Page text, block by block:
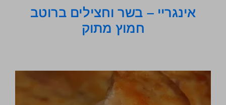
אינגריי – בשר וחצילים ברוטב
חמוץ מתוק